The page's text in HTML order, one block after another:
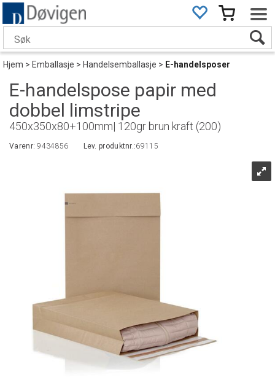
Hjem>Emballasje>Handelsemballasje> E-handelsposer
E-handelspose papir med
dobbel limstripe
450x350x80+100mm| 120gr brun kraft (200)
Varenr:9434856 Lev. produktnr.:69115